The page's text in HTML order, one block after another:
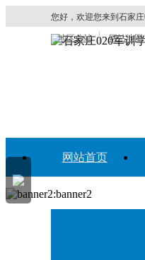
您好，欢迎您来到石家
地区分站
网站地图
网站首页